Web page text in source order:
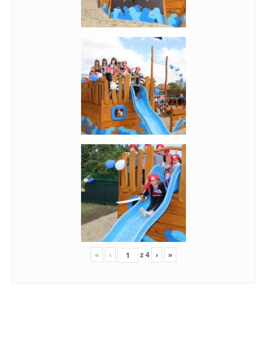
« ‹ z4 › »